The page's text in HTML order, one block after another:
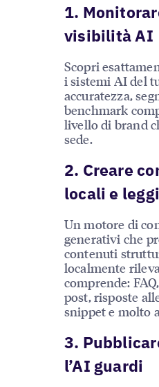
1.
visibilità AI
Scopri
i sistemi AI del
accuratezza,
benchmark
livello di brand
sede.
2. Creare
locali e
Un motore di
generativi che
contenuti
localmente
comprende:
post, risposte
snippet e molto
3.
l’AI guardi